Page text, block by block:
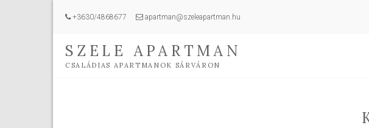
+3630/4868677 apartman@szeleapartman.hu
SZELE APARTMAN
CSALÁDIAS APARTMANOK SÁRVÁRON